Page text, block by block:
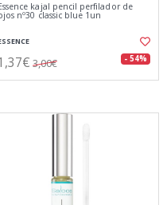
kajal pencil perfilador de
nº30 classic blue 1un
3,00€ - 54%